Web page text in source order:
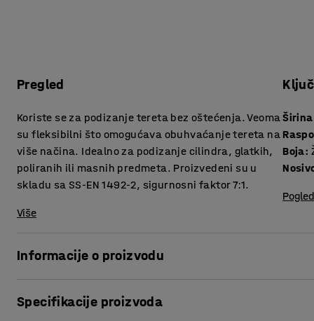
Pregled
Koriste se za podizanje tereta bez oštećenja. Veoma
su fleksibilni što omogućava obuhvaćanje tereta na
više načina. Idealno za podizanje cilindra, glatkih,
poliranih ili masnih predmeta. Proizvedeni su u
skladu sa SS-EN 1492-2, sigurnosni faktor 7:1.
Više
Širina
Boja:
Informacije o proizvodu
Specifikacije proizvoda